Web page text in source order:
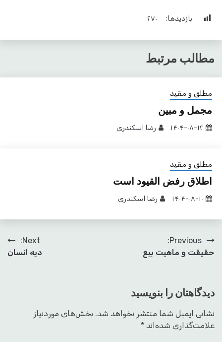
بازدیدها: ۲۷۰
مطالب مرتبط
مطلق و مقید
مجمل و مبین
۱۴۰۴-۰۸-۱۲ رضا اسکندری
مطلق و مقید
اطلاق رفض القیود است
۱۴۰۴-۰۸-۱۰ رضا اسکندری
راهبری
نوشته
Previous:
حقیقت و ماهیت بیع
Next:
دیه انسان
دیدگاهتان را بنویسید
نشانی ایمیل شما منتشر نخواهد شد. بخش‌های موردنیاز
علامت‌گذاری شده‌اند *